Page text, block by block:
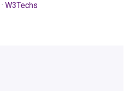
· W3Techs